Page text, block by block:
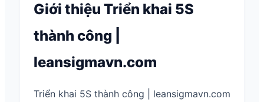
Giới thiệu Triển khai 5S
thành công |
leansigmavn.com
Triển khai 5S thành công | leansigmavn.com